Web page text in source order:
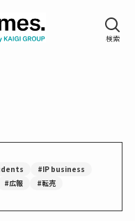
#IP business
#広報 #転売